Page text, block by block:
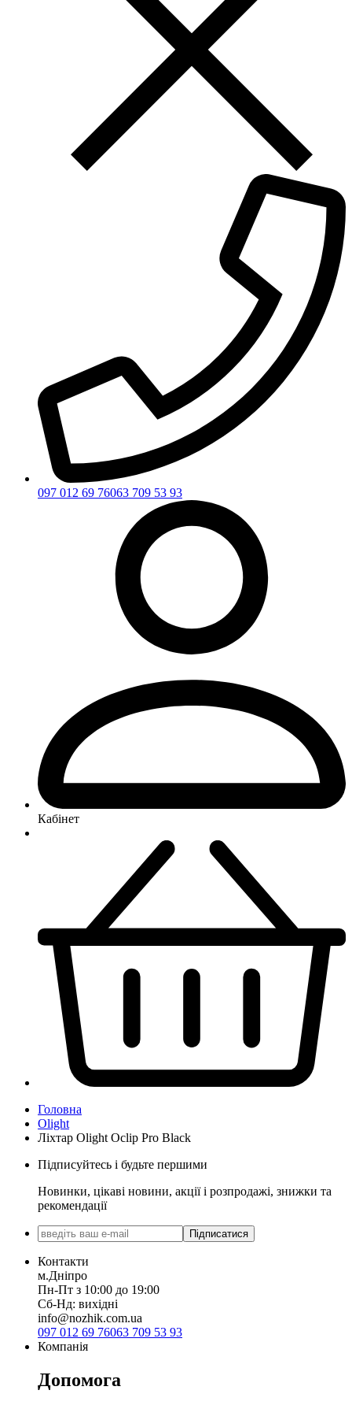
097 012 69 76063 709 53 93
Кабінет
Головна
Olight
Ліхтар Olight Oclip Pro Black
Підписуйтесь і будьте першими
Новинки, цікаві новини, акції і розпродажі, знижки та
рекомендації
Підписатися
Контакти
м.Дніпро
Пн-Пт з 10:00 до 19:00
Сб-Нд: вихідні
info@nozhik.com.ua
097 012 69 76063 709 53 93
Компанія
Допомога